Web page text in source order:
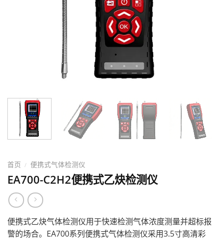
首页 / 便携式气体检测仪
EA700-C2H2便携式乙炔检测仪
便携式乙炔气体检测仪用于快速检测气体浓度测量并超标报
警的场合。EA700系列便携式气体检测仪采用3.5寸高清彩